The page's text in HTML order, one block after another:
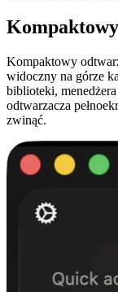
Kompaktowy
widoczny na górze
biblioteki,
odtwarzacza
zwinąć.